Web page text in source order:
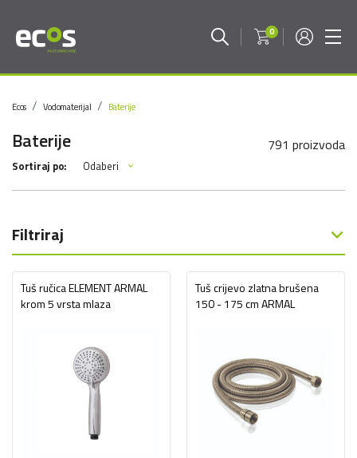
0
Ecos Vodomaterijal Baterije
Baterije 791 proizvoda
Sortiraj po: Odaberi
Filtriraj
Tuš ručica ELEMENT ARMAL
krom 5 vrsta mlaza
Tuš crijevo zlatna brušena
150 - 175 cm ARMAL